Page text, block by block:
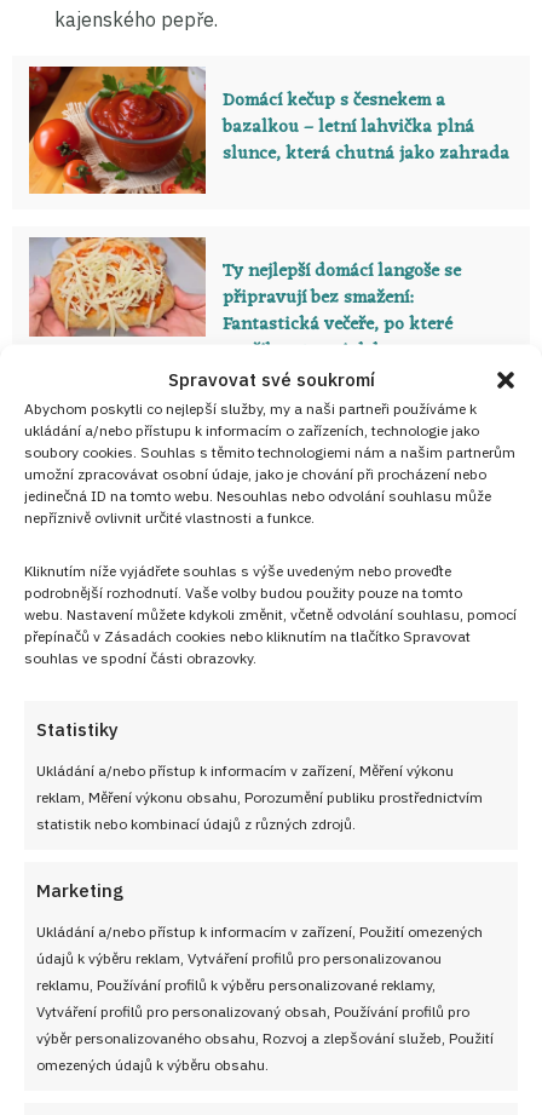
Spravovat své soukromí
Abychom poskytli co nejlepší služby, my a naši partneři používáme k
ukládání a/nebo přístupu k informacím o zařízeních, technologie jako
soubory cookies. Souhlas s těmito technologiemi nám a našim partnerům
umožní zpracovávat osobní údaje, jako je chování při procházení nebo
jedinečná ID na tomto webu. Nesouhlas nebo odvolání souhlasu může
nepříznivě ovlivnit určité vlastnosti a funkce.
Kliknutím níže vyjádřete souhlas s výše uvedeným nebo proveďte
podrobnější rozhodnutí. Vaše volby budou použity pouze na tomto
webu. Nastavení můžete kdykoli změnit, včetně odvolání souhlasu, pomocí
přepínačů v Zásadách cookies nebo kliknutím na tlačítko Spravovat
souhlas ve spodní části obrazovky.
Statistiky
Ukládání a/nebo přístup k informacím v zařízení, Měření výkonu
reklam, Měření výkonu obsahu, Porozumění publiku prostřednictvím
statistik nebo kombinací údajů z různých zdrojů.
Marketing
Ukládání a/nebo přístup k informacím v zařízení, Použití omezených
údajů k výběru reklam, Vytváření profilů pro personalizovanou
reklamu, Používání profilů k výběru personalizované reklamy,
Vytváření profilů pro personalizovaný obsah, Používání profilů pro
výběr personalizovaného obsahu, Rozvoj a zlepšování služeb, Použití
omezených údajů k výběru obsahu.
kajenského pepře.
Domácí kečup s česnekem a
bazalkou – letní lahvička plná
slunce, která chutná jako zahrada
Ty nejlepší domácí langoše se
připravují bez smažení:
Fantastická večeře, po které
nepřiberete ani deka
Zdroj: Autorský text redakce Cooky.cz
Nejlepší recepty z kuchyně
kuchyně!
PŘIDAT DO OBLÍBENÝCH